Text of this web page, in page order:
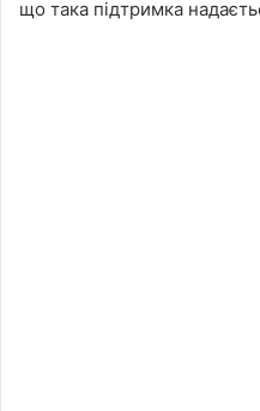
що така підтримка